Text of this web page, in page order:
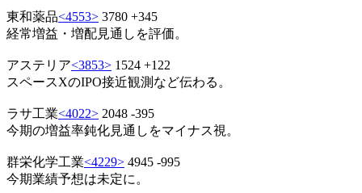
東和薬品<4553> 3780 +345
経常増益・増配見通しを評価。
アステリア<3853> 1524 +122
スペースXのIPO接近観測など伝わる。
ラサ工業<4022> 2048 -395
今期の増益率鈍化見通しをマイナス視。
群栄化学工業<4229> 4945 -995
今期業績予想は未定に。